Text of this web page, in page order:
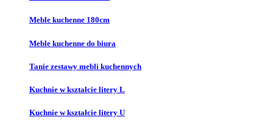
Meble kuchenne 180cm
Meble kuchenne do biura
Tanie zestawy mebli kuchennych
Kuchnie w kształcie litery L
Kuchnie w kształcie litery U